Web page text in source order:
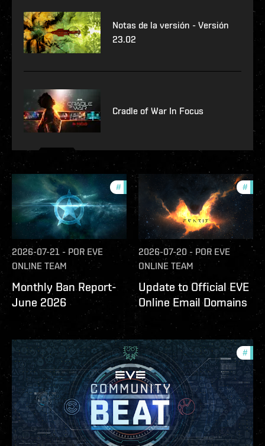
Notas de la versión - Versión
23.02
Cradle of War In Focus
# community
2026-07-21 - POR EVE
ONLINE TEAM
Monthly Ban Report-
June 2026
#
2026-07-20 - POR EVE
ONLINE TEAM
Update to Official EVE
Online Email Domains
#